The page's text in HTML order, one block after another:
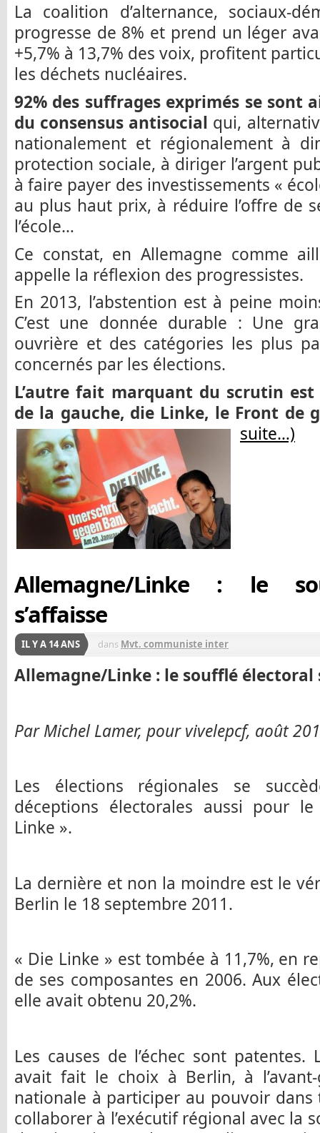
La coalition d’alternance, sociaux-
progresse de 8% et prend un léger
+5,7% à 13,7% des voix, profitent
les déchets nucléaires.
92% des suffrages exprimés se sont
du consensus antisocial qui,
nationalement et régionalement à
protection sociale, à diriger l’argent
à faire payer des investissements «
au plus haut prix, à réduire l’offre de
l’école…
Ce constat, en Allemagne comme
appelle la réflexion des progressistes.
En 2013, l’abstention est à peine
C’est une donnée durable : Une
ouvrière et des catégories les plus
concernés par les élections.
L’autre fait marquant du scrutin
de la gauche, die Linke, le Front de
suite…)
Allemagne/Linke : le
s’affaisse
IL Y A 14 ANS dans Mvt. communiste inter
Allemagne/Linke : le soufflé électoral
Par Michel Lamer, pour vivelepcf, août
Les élections régionales se
déceptions électorales aussi pour
Linke ».
La dernière et non la moindre est le
Berlin le 18 septembre 2011.
« Die Linke » est tombée à 11,7%, en
de ses composantes en 2006. Aux
elle avait obtenu 20,2%.
Les causes de l’échec sont patentes.
avait fait le choix à Berlin, à
nationale à participer au pouvoir
collaborer à l’exécutif régional avec la